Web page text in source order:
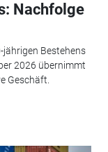
Nachfolge
jährigen Bestehens
2026 übernimmt
Geschäft.